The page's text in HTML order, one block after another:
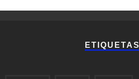
ETIQUETAS